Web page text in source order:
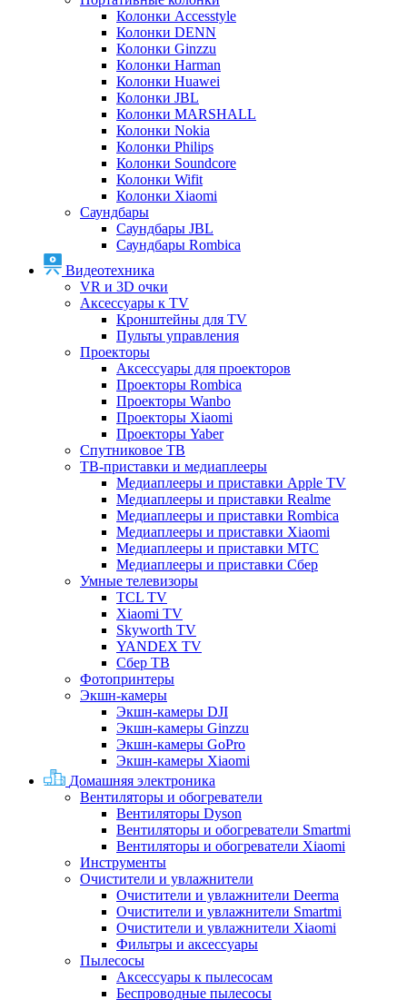
Колонки Accesstyle
Колонки DENN
Колонки Ginzzu
Колонки Harman
Колонки Huawei
Колонки JBL
Колонки MARSHALL
Колонки Nokia
Колонки Philips
Колонки Soundcore
Колонки Wifit
Колонки Xiaomi
Саундбары
Саундбары JBL
Саундбары Rombica
Видеотехника
VR и 3D очки
Аксессуары к TV
Кронштейны для TV
Пульты управления
Проекторы
Аксессуары для проекторов
Проекторы Rombica
Проекторы Wanbo
Проекторы Xiaomi
Проекторы Yaber
Спутниковое ТВ
ТВ-приставки и медиаплееры
Медиаплееры и приставки Apple TV
Медиаплееры и приставки Realme
Медиаплееры и приставки Rombica
Медиаплееры и приставки Xiaomi
Медиаплееры и приставки МТС
Медиаплееры и приставки Сбер
Умные телевизоры
TCL TV
Xiaomi TV
Skyworth TV
YANDEX TV
Сбер ТВ
Фотопринтеры
Экшн-камеры
Экшн-камеры DJI
Экшн-камеры Ginzzu
Экшн-камеры GoPro
Экшн-камеры Xiaomi
Домашняя электроника
Вентиляторы и обогреватели
Вентиляторы Dyson
Вентиляторы и обогреватели Smartmi
Вентиляторы и обогреватели Xiaomi
Инструменты
Очистители и увлажнители
Очистители и увлажнители Deerma
Очистители и увлажнители Smartmi
Очистители и увлажнители Xiaomi
Фильтры и аксессуары
Пылесосы
Аксессуары к пылесосам
Беспроводные пылесосы